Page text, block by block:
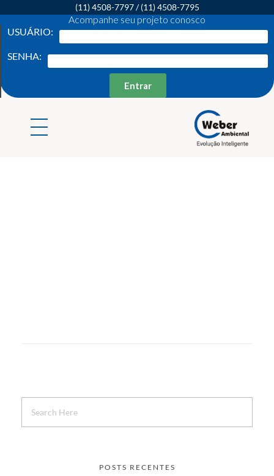
(11) 4508-7797/(11) 4508-7795
Acompanhe seu projeto conosco
USUÁRIO:
SENHA:
Entrar
POSTS RECENTES